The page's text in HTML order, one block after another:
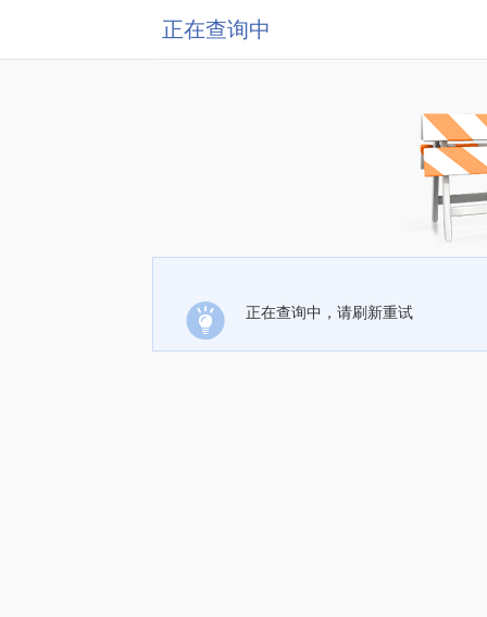
正在查询中
正在查询中，请刷新重试